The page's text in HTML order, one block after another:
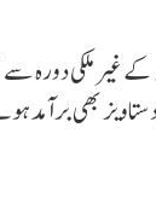
غیر ملکی دورہ سے
سے متعلق دستاویز